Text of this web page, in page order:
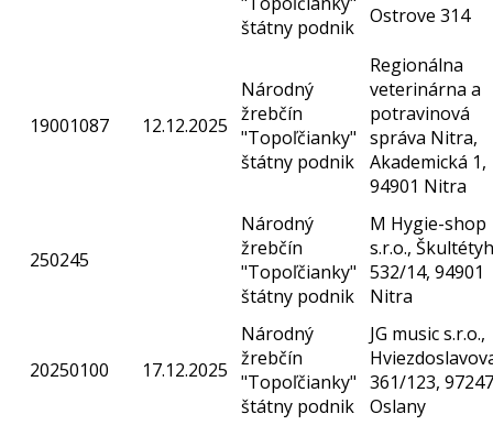
štátny podnik
Ostrove 314
19001087 12.12.2025
Národný
žrebčín
"Topoľčianky"
štátny podnik
Regionálna
veterinárna a
potravinová
správa Nitra,
Akademická 1,
94901 Nitra
250245
Národný
žrebčín
"Topoľčianky"
štátny podnik
M Hygie-shop
s.r.o.,
532/14, 94901
Nitra
20250100 17.12.2025
Národný
žrebčín
"Topoľčianky"
štátny podnik
JG music s.r.o.,
361/123, 97247
Oslany